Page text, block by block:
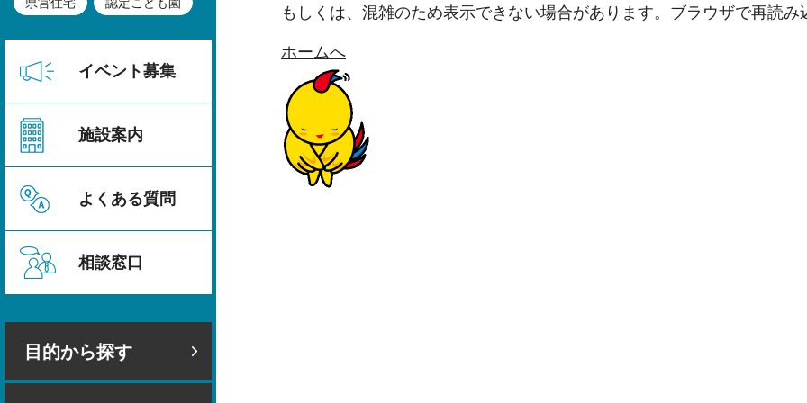
イベント募集
施設案内
よくある質問
相談窓口
目的から探す
もしくは、混雑のため表示できない場合があります。ブラウザで再読
ホームへ